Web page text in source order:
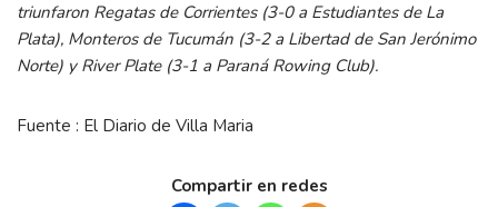
triunfaron Regatas de Corrientes (3-0 a Estudiantes de La
Plata), Monteros de Tucumán (3-2 a Libertad de San Jerónimo
Norte) y River Plate (3-1 a Paraná Rowing Club).
Fuente : El Diario de Villa Maria
Compartir en redes